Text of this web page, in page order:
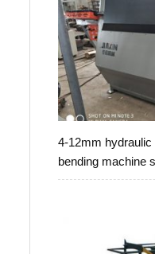
4-12mm
bending machine